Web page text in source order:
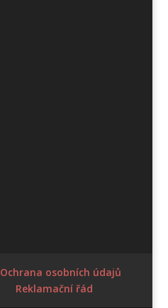
Ochrana osobních údajů
Reklamační řád